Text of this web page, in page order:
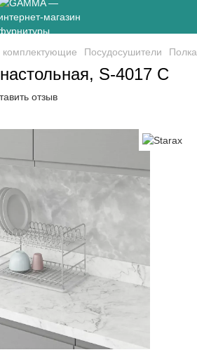
комплектующие Посудосушители
S-4017 С
отзыв